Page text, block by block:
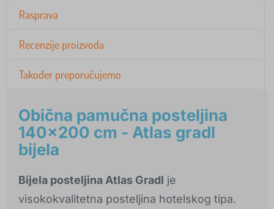
Rasprava
Recenzije proizvoda
Također preporučujemo
Obična pamučna posteljina
140x200 cm - Atlas gradl
bijela
Bijela posteljina Atlas Gradl je
visokokvalitetna posteljina hotelskog tipa.